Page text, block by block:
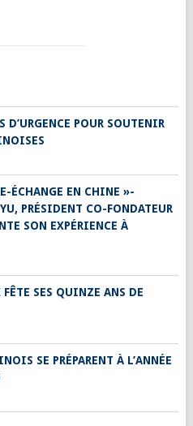
D’URGENCE POUR SOUTENIR
ÉCHANGE EN CHINE »-
PRÉSIDENT CO-FONDATEUR
SON EXPÉRIENCE À
SES QUINZE ANS DE
SE PRÉPARENT À L’ANNÉE